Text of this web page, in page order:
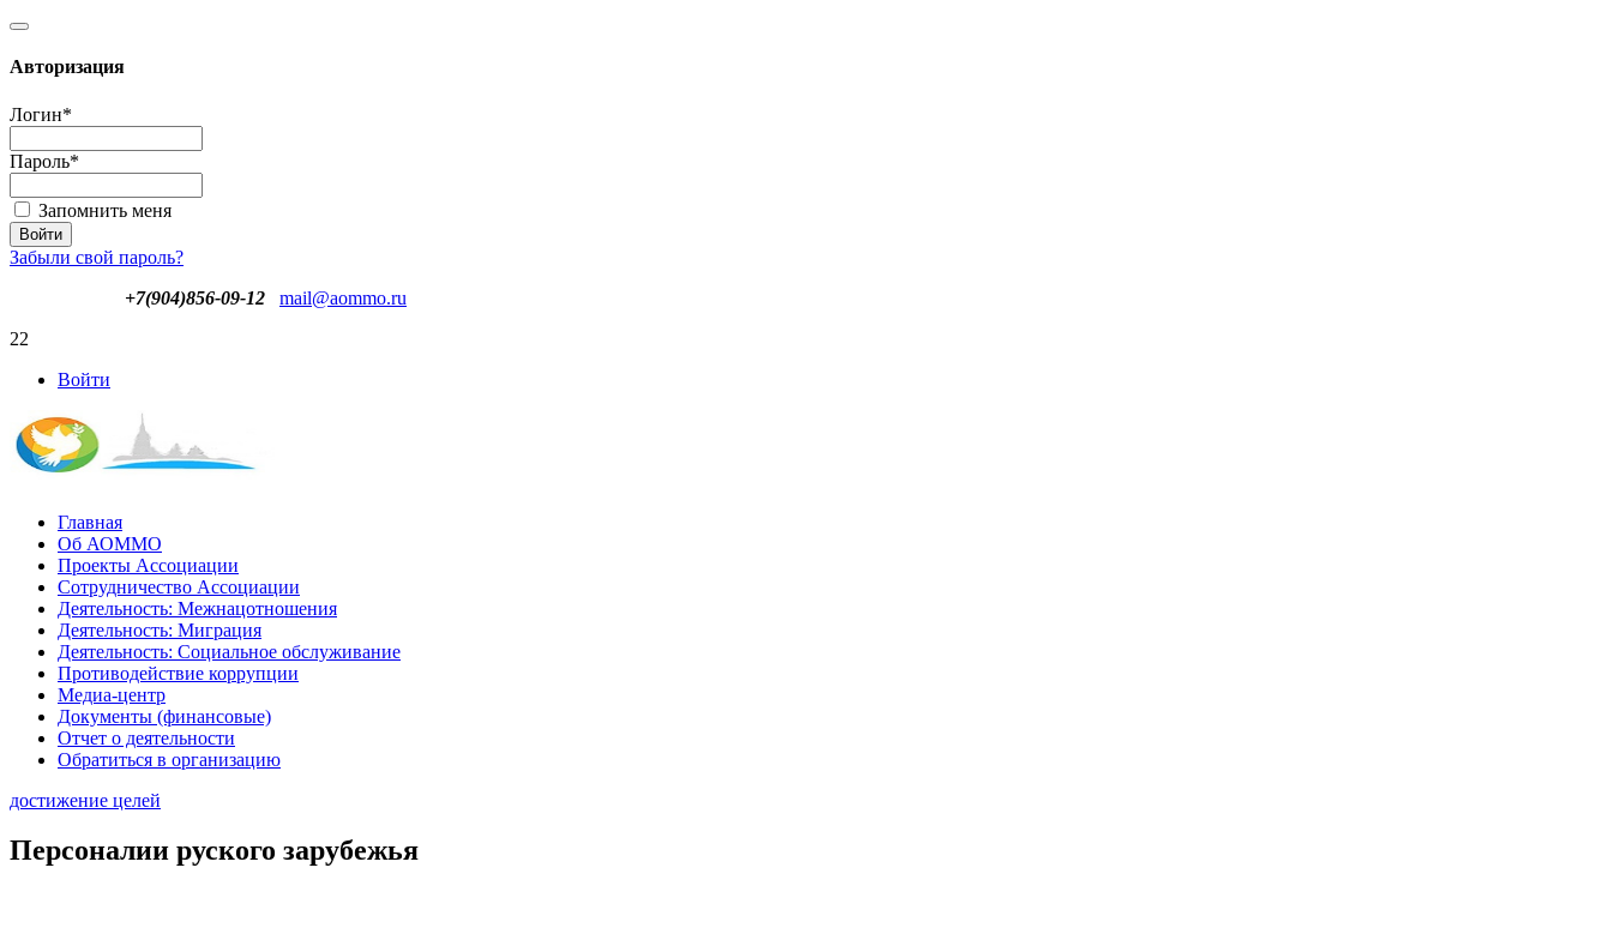
Авторизация
Логин*
Пароль*
Запомнить меня
Забыли свой пароль?
+7(904)856-09-12
mail@aommo.ru
22
Войти
Главная
Об АОММО
Проекты Ассоциации
Сотрудничество Ассоциации
Деятельность: Межнацотношения
Деятельность: Миграция
Деятельность: Социальное обслуживание
Противодействие коррупции
Медиа-центр
Документы (финансовые)
Отчет о деятельности
Обратиться в организацию
достижение целей
Персоналии руского зарубежья